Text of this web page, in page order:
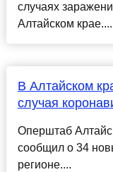
случаях
Алтайском крае....
В Алтайском
случая
Оперштаб
сообщил о 34
регионе....